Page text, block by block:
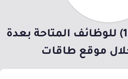
المجموعة رقم (13) للوظائف المتاحة بعدة
موقع طاقات